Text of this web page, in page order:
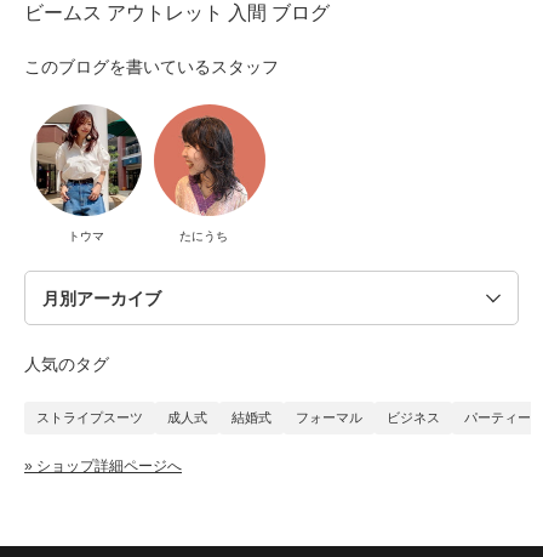
ビームス アウトレット 入間 ブログ
このブログを書いているスタッフ
トウマ たにうち
人気のタグ
ストライプスーツ 成人式 結婚式 フォーマル ビジネス パーティー
» ショップ詳細ページへ